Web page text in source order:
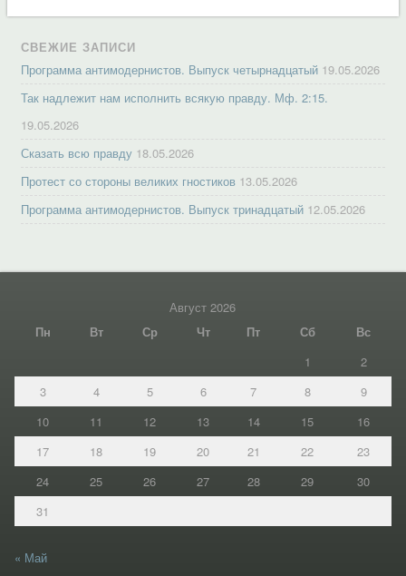
СВЕЖИЕ ЗАПИСИ
Программа антимодернистов. Выпуск четырнадцатый 19.05.2026
Так надлежит нам исполнить всякую правду. Мф. 2:15.
19.05.2026
Сказать всю правду 18.05.2026
Протест со стороны великих гностиков 13.05.2026
Программа антимодернистов. Выпуск тринадцатый 12.05.2026
Август 2026
Пн
Вт Ср Чт Пт Сб
Вс
1
2
3
4 5 6 7 8
9
10
11 12 13 14 15
16
17
18 19 20 21 22
23
24
25 26 27 28 29
30
31
« Май